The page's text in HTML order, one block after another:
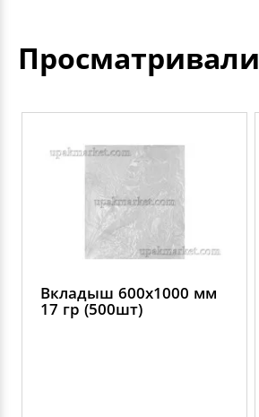
Просматривали
Вкладыш 600х1000 мм
17 гр (500шт)